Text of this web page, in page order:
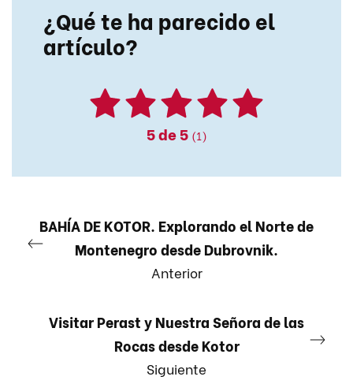
¿Qué te ha parecido el
artículo?
5de 5 (1)
BAHÍA DE KOTOR. Explorando el Norte de
Montenegro desde Dubrovnik.
Anterior
Visitar Perast y Nuestra Señora de las
Rocas desde Kotor
Siguiente